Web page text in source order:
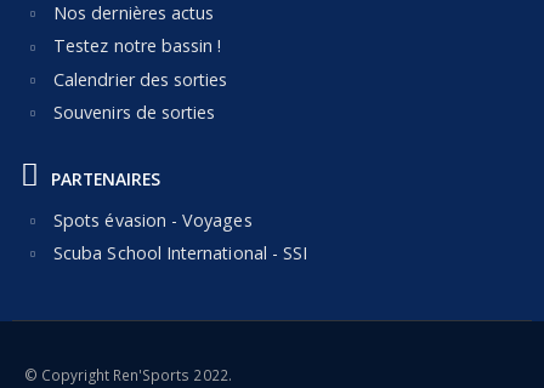
Nos dernières actus
Testez notre bassin !
Calendrier des sorties
Souvenirs de sorties
PARTENAIRES
Spots évasion - Voyages
Scuba School International - SSI
© Copyright Ren'Sports 2022.